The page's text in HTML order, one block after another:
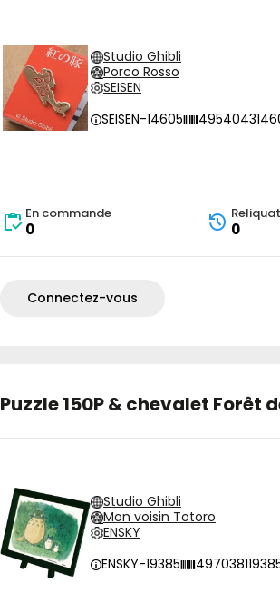
Studio Ghibli
Porco Rosso
SEISEN
SEISEN-14605
En commande
0 0
Connectez-vous
Puzzle 150P & chevalet Forêt
Studio Ghibli
Mon voisin Totoro
ENSKY
ENSKY-19385